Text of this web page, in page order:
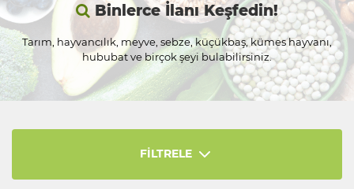
Binlerce İlanı Keşfedin!
Tarım, hayvancılık, meyve, sebze, küçükbaş, kümes hayvanı,
hububat ve birçok şeyi bulabilirsiniz.
FİLTRELE